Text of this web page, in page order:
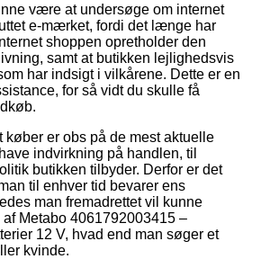
være at undersøge om internet
e-mærket, fordi det længe har
shoppen opretholder den
samt at butikken lejlighedsvis
har indsigt i vilkårene. Dette er en
for så vidt du skulle få
køber er obs på de mest aktuelle
indvirkning på handlen, til
butikken tilbyder. Derfor er det
til enhver tid bevarer ens
man fremadrettet vil kunne
Metabo 4061792003415 –
12 V, hvad end man søger et
kvinde.